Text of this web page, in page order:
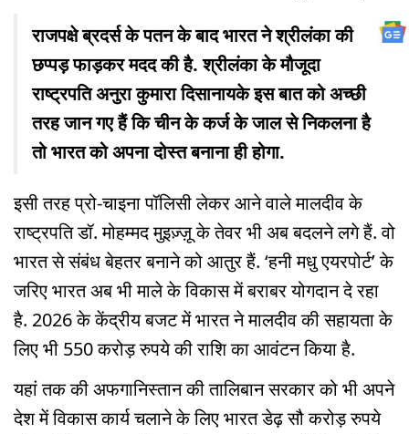
राजपक्षे ब्रदर्स के पतन के बाद भारत ने श्रीलंका की
छप्पड़ फाड़कर मदद की है. श्रीलंका के मौजूदा
राष्ट्रपति अनुरा कुमारा दिसानायके इस बात को अच्छी
तरह जान गए हैं कि चीन के कर्ज के जाल से निकलना है
तो भारत को अपना दोस्त बनाना ही होगा.
इसी तरह प्रो-चाइना पॉलिसी लेकर आने वाले मालदीव के
राष्ट्रपति डॉ. मोहम्मद मुइज़्ज़ू के तेवर भी अब बदलने लगे हैं. वो
भारत से संबंध बेहतर बनाने को आतुर हैं. ‘हनी मधु एयरपोर्ट’ के
जरिए भारत अब भी माले के विकास में बराबर योगदान दे रहा
है. 2026 के केंद्रीय बजट में भारत ने मालदीव की सहायता के
लिए भी 550 करोड़ रुपये की राशि का आवंटन किया है.
यहां तक की अफगानिस्तान की तालिबान सरकार को भी अपने
देश में विकास कार्य चलाने के लिए भारत डेढ़ सौ करोड़ रुपये